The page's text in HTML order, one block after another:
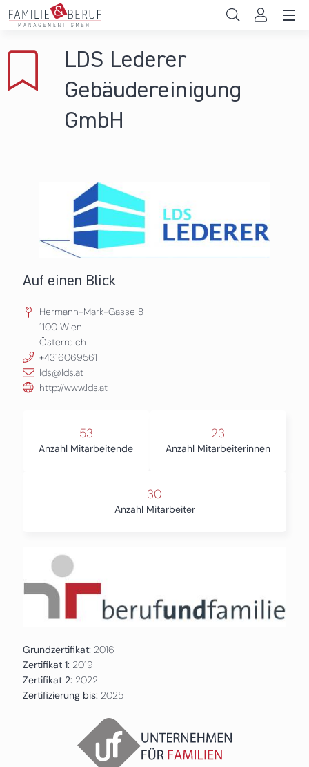
Direkt zum Inhalt
Gemeinden
Hochschulen
LDS Lederer
Gebäudereinigung
GmbH
Auf einen Blick
Hermann-Mark-Gasse 8
1100 Wien
Österreich
+4316069561
lds@lds.at
http://www.lds.at
53
Anzahl Mitarbeitende
23
Anzahl Mitarbeiterinnen
30
Anzahl Mitarbeiter
Grundzertifikat: 2016
Zertifikat 1: 2019
Zertifikat 2: 2022
Zertifizierung bis: 2025